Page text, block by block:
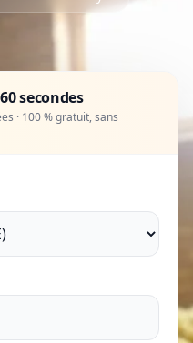
secondes
· 100 % gratuit, sans